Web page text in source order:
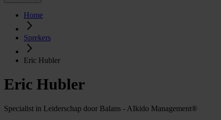
Home
Sprekers
Eric Hubler
Eric Hubler
Specialist in Leiderschap door Balans - AIkido Management®